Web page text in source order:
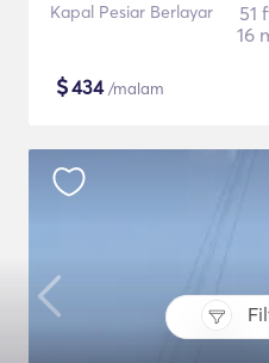
Kapal Pesiar Berlayar
51
16
$434/malam